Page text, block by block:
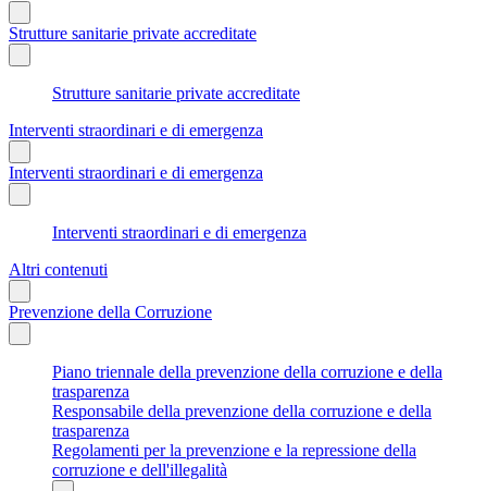
Strutture sanitarie private accreditate
Strutture sanitarie private accreditate
Interventi straordinari e di emergenza
Interventi straordinari e di emergenza
Interventi straordinari e di emergenza
Altri contenuti
Prevenzione della Corruzione
Piano triennale della prevenzione della corruzione e della
trasparenza
Responsabile della prevenzione della corruzione e della
trasparenza
Regolamenti per la prevenzione e la repressione della
corruzione e dell'illegalità